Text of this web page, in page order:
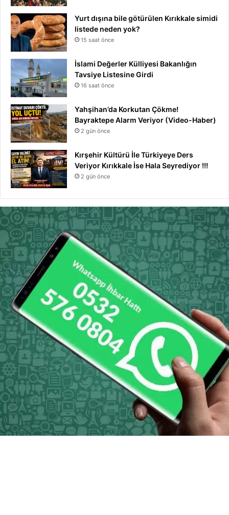
Yurt dışına bile götürülen Kırıkkale simidi
listede neden yok?
15 saat önce
İslami Değerler Külliyesi Bakanlığın
Tavsiye Listesine Girdi
16 saat önce
Yahşihan’da Korkutan Çökme!
Bayraktepe Alarm Veriyor (Video-Haber)
2 gün önce
Kırşehir Kültürü İle Türkiyeye Ders
Veriyor Kırıkkale İse Hala Seyrediyor !!!
2 gün önce